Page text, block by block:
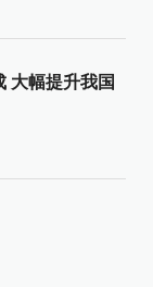
大幅提升我国